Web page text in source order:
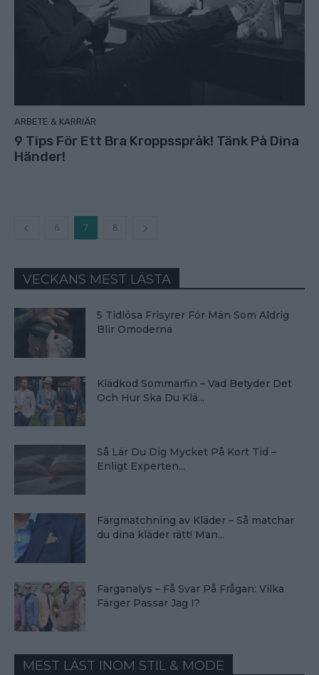
ARBETE & KARRIÄR
9 Tips För Ett Bra Kroppsspråk! Tänk På Dina
Händer!
6 7 8
VECKANS MEST LÄSTA
5 Tidlösa Frisyrer För Män Som Aldrig
Blir Omoderna
Klädkod Sommarfin – Vad Betyder Det
Och Hur Ska Du Klä...
Så Lär Du Dig Mycket På Kort Tid –
Enligt Experten...
Färgmatchning av Kläder – Så matchar
du dina kläder rätt! Man...
Färganalys – Få Svar På Frågan: Vilka
Färger Passar Jag I?
MEST LÄST INOM STIL & MODE